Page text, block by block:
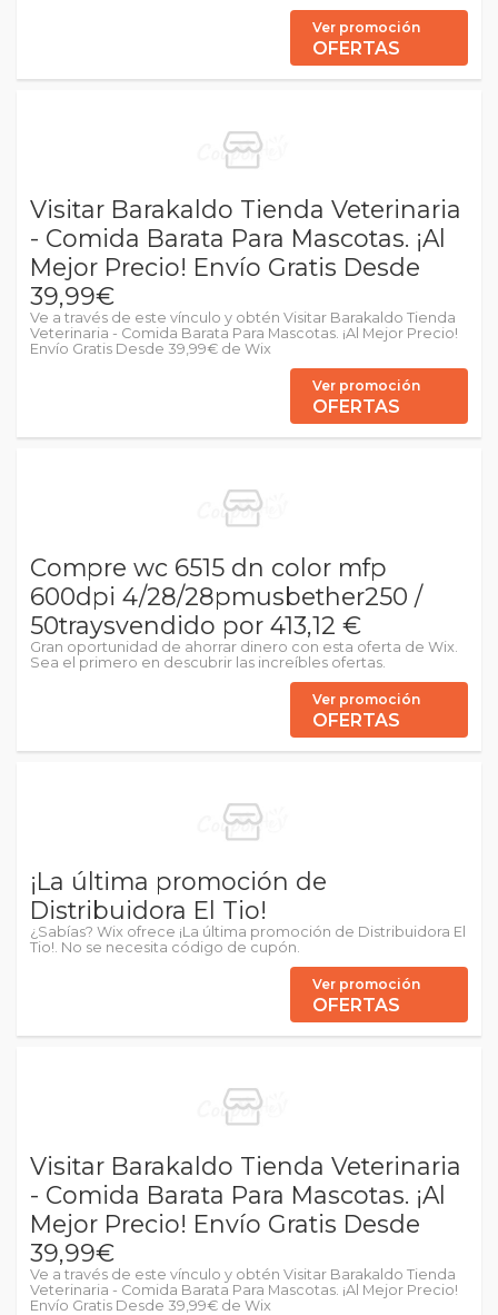
Ver promoción
OFERTAS
Visitar Barakaldo Tienda Veterinaria
- Comida Barata Para Mascotas. ¡Al
Mejor Precio! Envío Gratis Desde
39,99€
Ve a través de este vínculo y obtén Visitar Barakaldo Tienda
Veterinaria - Comida Barata Para Mascotas. ¡Al Mejor Precio!
Envío Gratis Desde 39,99€ de Wix
Ver promoción
OFERTAS
Compre wc 6515 dn color mfp
600dpi 4/28/28pmusbether250 /
50traysvendido por 413,12 €
Gran oportunidad de ahorrar dinero con esta oferta de Wix.
Sea el primero en descubrir las increíbles ofertas.
Ver promoción
OFERTAS
¡La última promoción de
Distribuidora El Tio!
¿Sabías? Wix ofrece ¡La última promoción de Distribuidora El
Tio!. No se necesita código de cupón.
Ver promoción
OFERTAS
Visitar Barakaldo Tienda Veterinaria
- Comida Barata Para Mascotas. ¡Al
Mejor Precio! Envío Gratis Desde
39,99€
Ve a través de este vínculo y obtén Visitar Barakaldo Tienda
Veterinaria - Comida Barata Para Mascotas. ¡Al Mejor Precio!
Envío Gratis Desde 39,99€ de Wix